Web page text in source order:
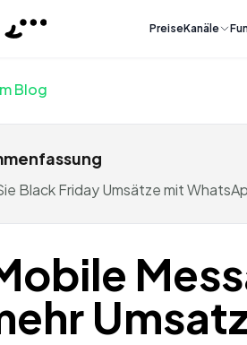
PreiseKanäle
Blog
Black Friday Umsätze mit